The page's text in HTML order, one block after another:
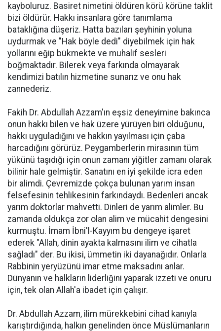
kayboluruz. Basiret nimetini öldüren körü körüne taklit
bizi öldürür. Hakkı insanlara göre tanımlama
bataklığına düşeriz. Hatta bazıları şeyhinin yoluna
uydurmak ve "Hak böyle dedi" diyebilmek için hak
yollarını eğip bükmekte ve muhalif sesleri
boğmaktadır. Bilerek veya farkında olmayarak
kendimizi batılın hizmetine sunarız ve onu hak
zannederiz.
Fakih Dr. Abdullah Azzam'ın eşsiz deneyimine bakınca
onun hakkı bilen ve hak üzere yürüyen biri olduğunu,
hakkı uyguladığını ve hakkın yayılması için çaba
harcadığını görürüz. Peygamberlerin mirasının tüm
yükünü taşıdığı için onun zamanı yiğitler zamanı olarak
bilinir hale gelmiştir. Sanatını en iyi şekilde icra eden
bir alimdi. Çevremizde çokça bulunan yarım insan
felsefesinin tehlikesinin farkındaydı. Bedenleri ancak
yarım doktorlar mahvetti. Dinleri de yarım alimler. Bu
zamanda oldukça zor olan alim ve mücahit dengesini
kurmuştu. İmam İbni'l-Kayyım bu dengeye işaret
ederek "Allah, dinin ayakta kalmasını ilim ve cihatla
sağladı" der. Bu ikisi, ümmetin iki dayanağıdır. Onlarla
Rabbinin yeryüzünü imar etme maksadını anlar.
Dünyanın ve halkların liderliğini yaparak izzeti ve onuru
için, tek olan Allah'a ibadet için çalışır.
Dr. Abdullah Azzam, ilim mürekkebini cihad kanıyla
karıştırdığında, halkın genelinden önce Müslümanların